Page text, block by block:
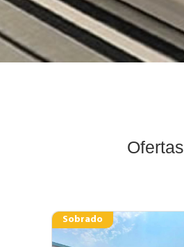
Ofertas
Sobrado